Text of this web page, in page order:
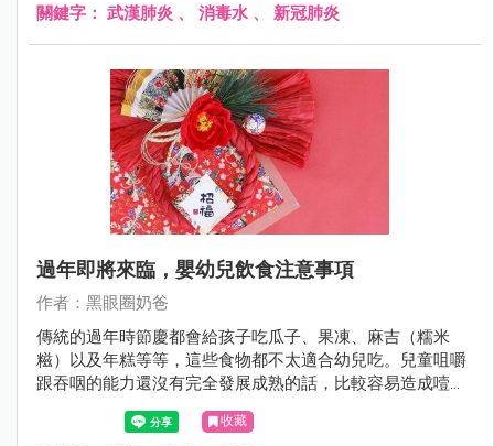
關鍵字： 武漢肺炎 、 消毒水 、 新冠肺炎
過年即將來臨，嬰幼兒飲食注意事項
作者：黑眼圈奶爸
傳統的過年時節慶都會給孩子吃瓜子、果凍、麻吉（糯米
糍）以及年糕等等，這些食物都不太適合幼兒吃。兒童咀嚼
跟吞咽的能力還沒有完全發展成熟的話，比較容易造成噎住
窒息的意外發生，這一點父母跟家長長輩們，要特別留意還
有事先跟長輩溝通好。
收藏